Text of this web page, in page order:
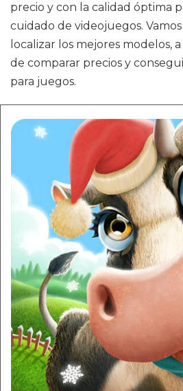
precio y con la calidad óptima
cuidado de videojuegos.
localizar los mejores modelos,
de comparar precios y
para juegos.